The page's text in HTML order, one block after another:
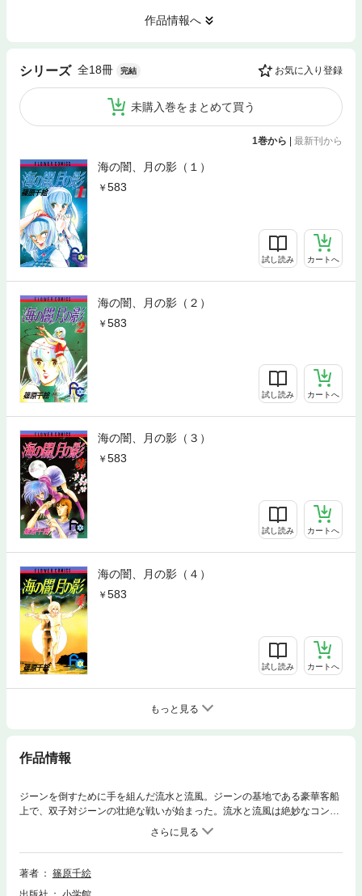
作品情報へ
シリーズ 全18冊 完結 お気に入り登録
未購入巻をまとめて買う
1巻から | 最新刊から
海の闇、月の影（１）
583
試し読み カートへ
海の闇、月の影（２）
583
試し読み カートへ
海の闇、月の影（３）
583
試し読み カートへ
海の闇、月の影（４）
583
試し読み カートへ
もっと見る
作品情報
ジーンを倒すために手を組んだ流水と流風。ジーンの基地である豪華客船
上で、双子対ジーンの壮絶な戦いが始まった。流水と流風は絶妙なコンビ
ネーションを見せるが、ジーンの能力は双子以上だった。そしてついに、
流水はジーンの手にかかって…！！
著者
篠原千絵